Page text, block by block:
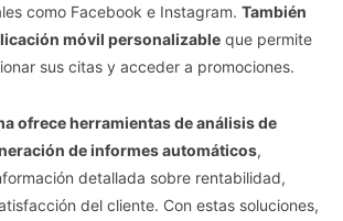
como Facebook e Instagram. También
móvil personalizable que permite
sus citas y acceder a promociones.
ofrece herramientas de análisis de
de informes automáticos,
detallada sobre rentabilidad,
del cliente. Con estas soluciones,